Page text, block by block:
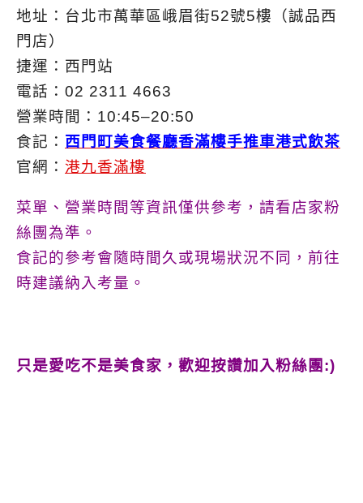
地址：台北市萬華區峨眉街52號5樓（誠品西
門店）
捷運：西門站
電話：02 2311 4663
營業時間：10:45–20:50
食記： 西門町美食餐廳香滿樓手推車港式飲茶
官網： 港九香滿樓
菜單、營業時間等資訊僅供參考，請看店家粉
絲團為準。
食記的參考會隨時間久或現場狀況不同，前往
時建議納入考量。
只是愛吃不是美食家，歡迎按讚加入粉絲團:)